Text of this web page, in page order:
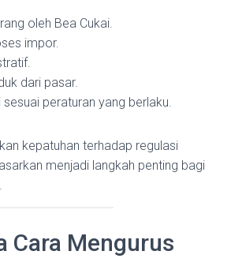
oleh Bea Cukai.
impor.
dari pasar.
peraturan yang berlaku.
kepatuhan terhadap regulasi
menjadi langkah penting bagi
Cara Mengurus